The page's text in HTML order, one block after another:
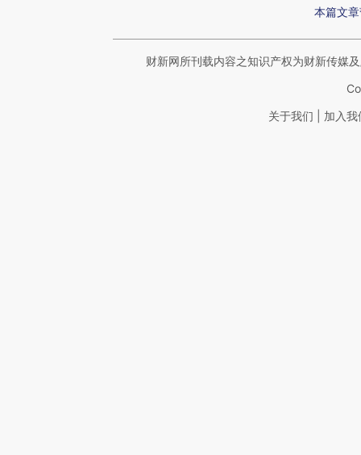
本篇文
财新网所刊载内容之知识产权为财新传媒
关于我们 加入我